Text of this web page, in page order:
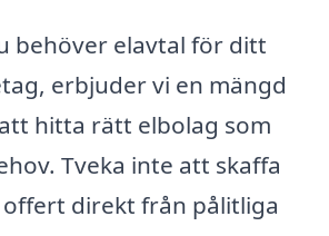
behöver elavtal för ditt
erbjuder vi en mängd
hitta rätt elbolag som
Tveka inte att skaffa
direkt från pålitliga